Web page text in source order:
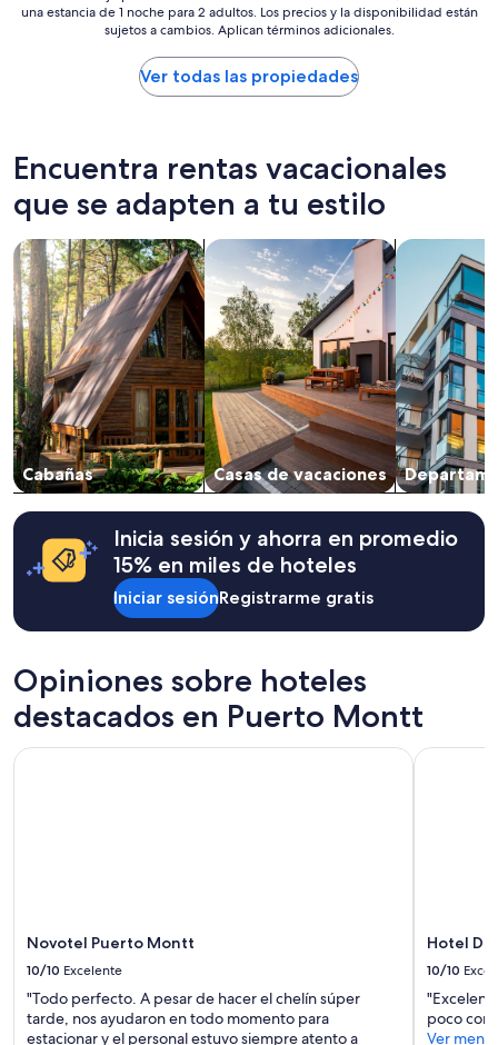
más
últimas
24
horas,
con
base
en
una
estancia
de
1
noche
para
2
adultos.
Los
precios
y
la
disponibilidad
están
sujetos
Aplican
términos
una estancia de 1 noche para 2 adultos. Los precios y la disponibilidad están
sujetos a cambios. Aplican términos adicionales.
Ver todas las propiedades
Encuentra rentas vacacionales
que se adapten a tu estilo
Cabañas
Buscar cabañas
Casas de vacaciones
Buscar casas de vacacionesBuscar
Inicia sesión y ahorra en promedio
15% en miles de hoteles
Iniciar sesiónRegistrarme gratis
Opiniones sobre hoteles
destacados en Puerto Montt
Novotel Puerto Montt
10/10 Excelente
"Todo perfecto. A pesar de hacer el chelín súper
tarde, nos ayudaron en todo momento para
estacionar y el personal estuvo siempre atento a
Novotel Puerto Montt
Hotel
10/10
poco
Ver
Hotel